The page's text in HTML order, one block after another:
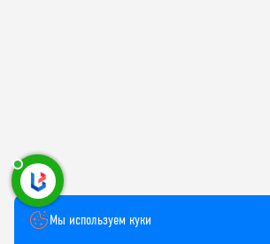
Мы используем куки